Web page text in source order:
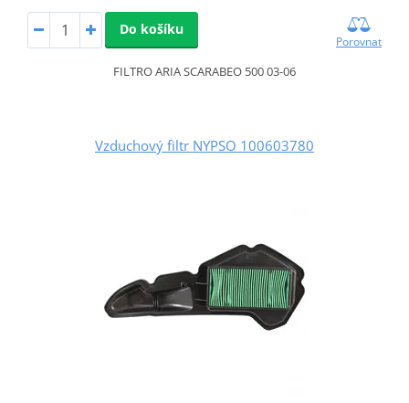
Do košíku
Porovnat
FILTRO ARIA SCARABEO 500 03-06
Vzduchový filtr NYPSO 100603780